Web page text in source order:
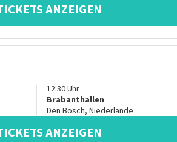
ANZEIGEN
12:30Uhr
Brabanthallen
Den Bosch, Niederlande
ANZEIGEN